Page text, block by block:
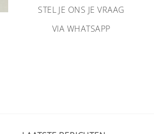
STEL JE ONS JE VRAAG
VIA WHATSAPP